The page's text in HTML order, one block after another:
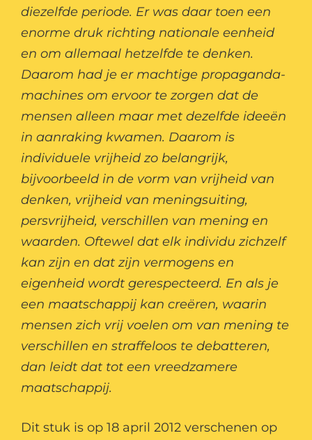
diezelfde periode. Er was daar toen een
enorme druk richting nationale eenheid
en om allemaal hetzelfde te denken.
Daarom had je er machtige propaganda-
machines om ervoor te zorgen dat de
mensen alleen maar met dezelfde ideeën
in aanraking kwamen. Daarom is
individuele vrijheid zo belangrijk,
bijvoorbeeld in de vorm van vrijheid van
denken, vrijheid van meningsuiting,
persvrijheid, verschillen van mening en
waarden. Oftewel dat elk individu zichzelf
kan zijn en dat zijn vermogens en
eigenheid wordt gerespecteerd. En als je
een maatschappij kan creëren, waarin
mensen zich vrij voelen om van mening te
verschillen en straffeloos te debatteren,
dan leidt dat tot een vreedzamere
maatschappij.
Dit stuk is op 18 april 2012 verschenen op